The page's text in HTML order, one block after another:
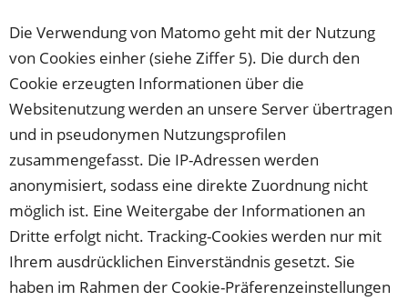
Die Verwendung von Matomo geht mit der Nutzung
von Cookies einher (siehe Ziffer 5). Die durch den
Cookie erzeugten Informationen über die
Websitenutzung werden an unsere Server übertragen
und in pseudonymen Nutzungsprofilen
zusammengefasst. Die IP-Adressen werden
anonymisiert, sodass eine direkte Zuordnung nicht
möglich ist. Eine Weitergabe der Informationen an
Dritte erfolgt nicht. Tracking-Cookies werden nur mit
Ihrem ausdrücklichen Einverständnis gesetzt. Sie
haben im Rahmen der Cookie-Präferenzeinstellungen